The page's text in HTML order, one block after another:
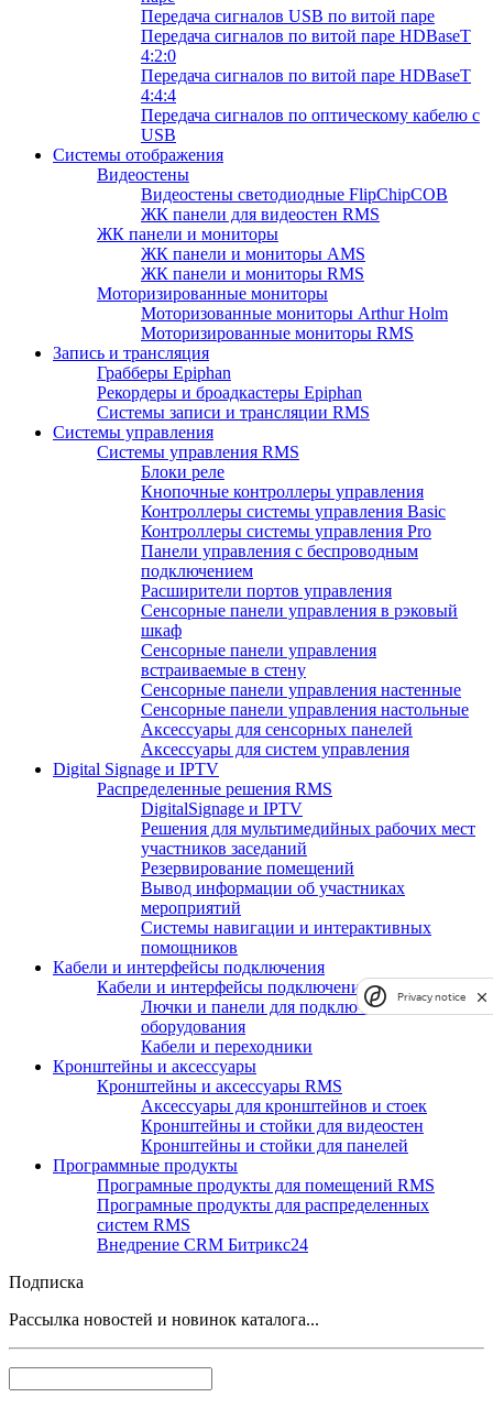
Передача сигналов USB по витой паре
Передача сигналов по витой паре HDBaseT
4:2:0
Передача сигналов по витой паре HDBaseT
4:4:4
Передача сигналов по оптическому кабелю с
USB
Системы отображения
Видеостены
Видеостены светодиодные FlipChipCOB
ЖК панели для видеостен RMS
ЖК панели и мониторы
ЖК панели и мониторы AMS
ЖК панели и мониторы RMS
Моторизированные мониторы
Моторизованные мониторы Arthur Holm
Моторизированные мониторы RMS
Запись и трансляция
Грабберы Epiphan
Рекордеры и броадкастеры Epiphan
Системы записи и трансляции RMS
Системы управления
Системы управления RMS
Блоки реле
Кнопочные контроллеры управления
Контроллеры системы управления Basic
Контроллеры системы управления Pro
Панели управления с беспроводным
подключением
Расширители портов управления
Сенсорные панели управления в рэковый
шкаф
Сенсорные панели управления
встраиваемые в стену
Сенсорные панели управления настенные
Сенсорные панели управления настольные
Аксессуары для сенсорных панелей
Аксессуары для систем управления
Digital Signage и IPTV
Распределенные решения RMS
DigitalSignage и IPTV
Решения для мультимедийных рабочих мест
участников заседаний
Резервирование помещений
Вывод информации об участниках
мероприятий
Системы навигации и интерактивных
помощников
Кабели и интерфейсы подключения
Кабели и интерфейсы подключения RMS
Лючки и панели для подключения
оборудования
Кабели и переходники
Кронштейны и аксессуары
Кронштейны и аксессуары RMS
Аксессуары для кронштейнов и стоек
Кронштейны и стойки для видеостен
Кронштейны и стойки для панелей
Программные продукты
Програмные продукты для помещений RMS
Програмные продукты для распределенных
систем RMS
Внедрение CRM Битрикс24
Подписка
Рассылка новостей и новинок каталога...
Privacy notice